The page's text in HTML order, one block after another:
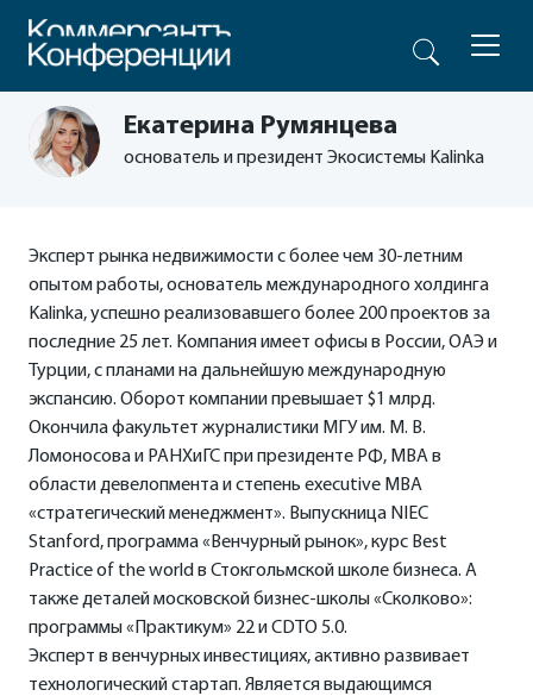
Екатерина Румянцева
основатель и президент Экосистемы Kalinka
Эксперт рынка недвижимости с более чем 30-летним
опытом работы, основатель международного холдинга
Kalinka, успешно реализовавшего более 200 проектов за
последние 25 лет. Компания имеет офисы в России, ОАЭ и
Турции, с планами на дальнейшую международную
экспансию. Оборот компании превышает $1 млрд.
Окончила факультет журналистики МГУ им. М. В.
Ломоносова и РАНХиГС при президенте РФ, MBA в
области девелопмента и степень executive MBA
«стратегический менеджмент». Выпускница NIEC
Stanford, программа «Венчурный рынок», курс Best
Practice of the world в Стокгольмской школе бизнеса. А
также деталей московской бизнес-школы «Сколково»:
программы «Практикум» 22 и CDTO 5.0.
Эксперт в венчурных инвестициях, активно развивает
технологический стартап. Является выдающимся